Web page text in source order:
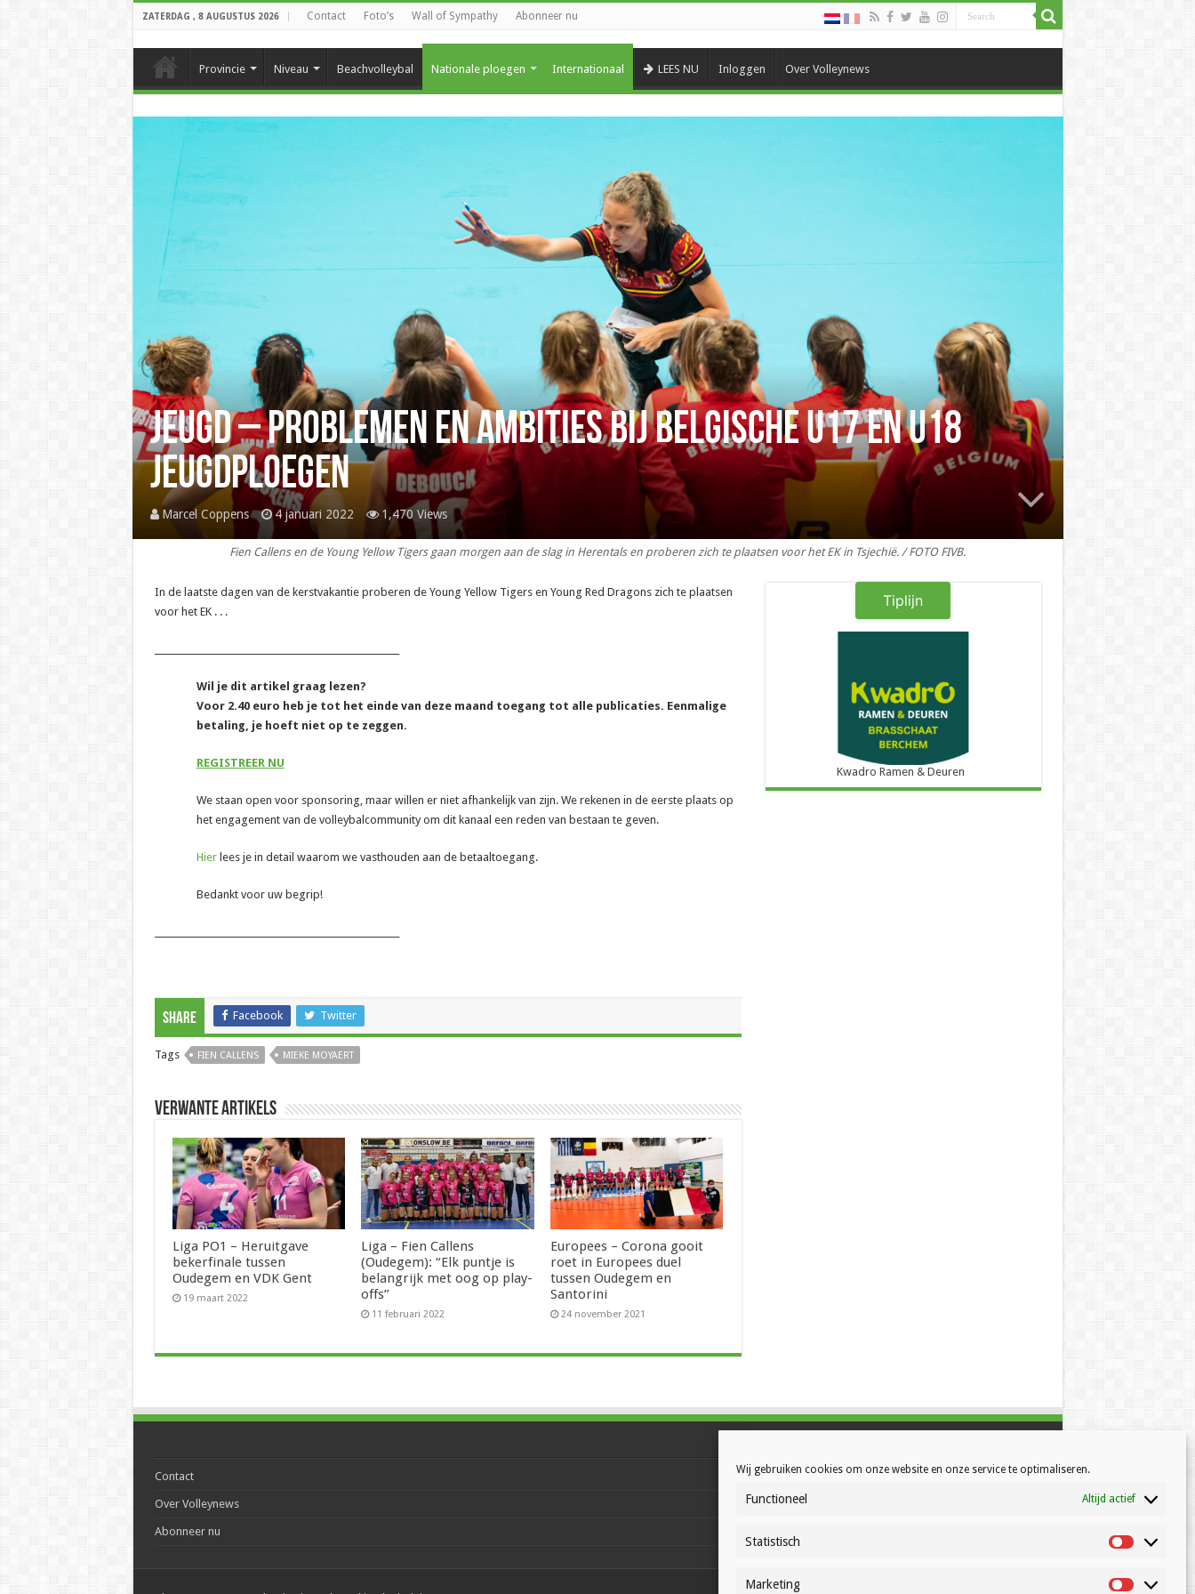
Wij gebruiken cookies om onze website en onze service te optimaliseren.
Functioneel Altijd actief
Statistisch Statistisch
Marketing Marketing
ZATERDAG , 8 AUGUSTUS 2026 Contact Foto’s Wall of Sympathy Abonneer nu
Provincie Niveau Beachvolleybal Nationale ploegen Internationaal LEES NU Inloggen Over Volleynews
Jeugd – Problemen en ambities bij Belgische U17 en U18
jeugdploegen
Marcel Coppens 4 januari 2022 1,470 Views
Fien Callens en de Young Yellow Tigers gaan morgen aan de slag in Herentals en proberen zich te plaatsen voor het EK in Tsjechië. / FOTO FIVB.
In de laatste dagen van de kerstvakantie proberen de Young Yellow Tigers en Young Red Dragons zich te plaatsen
voor het EK . . .
Wil je dit artikel graag lezen?
Voor 2.40 euro heb je tot het einde van deze maand toegang tot alle publicaties. Eenmalige
betaling, je hoeft niet op te zeggen.
REGISTREER NU
We staan open voor sponsoring, maar willen er niet afhankelijk van zijn. We rekenen in de eerste plaats op
het engagement van de volleybalcommunity om dit kanaal een reden van bestaan te geven.
Hierlees je in detail waarom we vasthouden aan de betaaltoegang.
Bedankt voor uw begrip!
Share Facebook Twitter
Tags FIEN CALLENS MIEKE MOYAERT
Verwante artikels
Liga PO1 – Heruitgave
bekerfinale tussen
Oudegem en VDK Gent
19 maart 2022
Liga – Fien Callens
(Oudegem): “Elk puntje is
belangrijk met oog op play-
offs”
11 februari 2022
Europees – Corona gooit
roet in Europees duel
tussen Oudegem en
Santorini
24 november 2021
Tiplijn
Kwadro Ramen & Deuren
Contact
Over Volleynews
Abonneer nu